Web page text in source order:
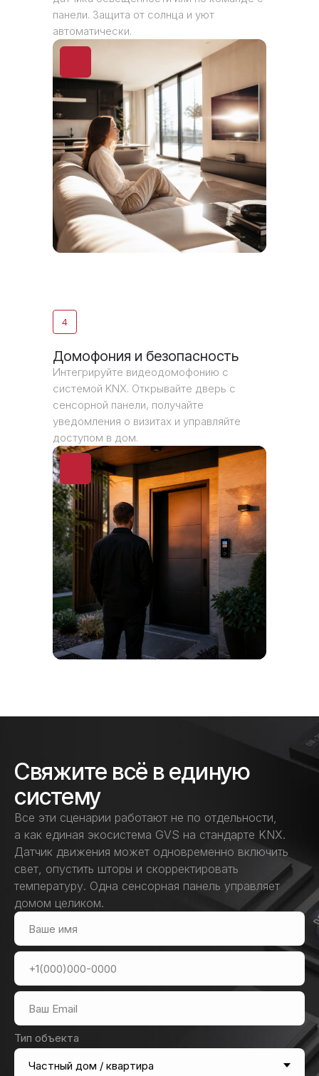
панели. Защита от солнца и уют
автоматически.
4
Домофония и безопасность
Интегрируйте видеодомофонию с
системой KNX. Открывайте дверь с
сенсорной панели, получайте
уведомления о визитах и управляйте
доступом в дом.
Свяжите всё в единую
систему
Все эти сценарии работают не по отдельности,
а как единая экосистема GVS на стандарте KNX.
Датчик движения может одновременно включить
свет, опустить шторы и скорректировать
температуру. Одна сенсорная панель управляет
домом целиком.
Тип объекта